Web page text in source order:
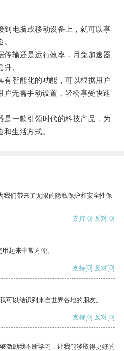
电脑或移动设备上，就可以享
输还是运行效率，月兔加速器
。
智能化的功能，可以根据用户
户无需手动设置，轻松享受快速
一款引领时代的科技产品，为
生活方式。
我们带来了无限的隐私保护和安全性保
支持[0] 反对[0]
起来非常方便。
支持[0] 反对[0]
可以结识到来自世界各地的朋友。
支持[0] 反对[0]
激励我不断学习，让我能够取得更好的